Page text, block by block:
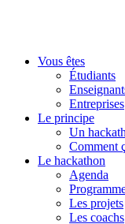
Vous êtes
Étudiants
Entreprises
Le principe
Un
Comment
Le hackathon
Agenda
Les projets
Les coachs